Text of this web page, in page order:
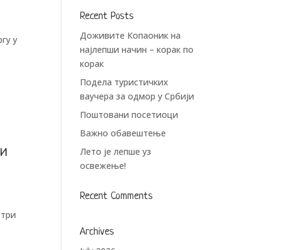
у
Recent Posts
Доживите Копаоник на
најлепши начин – корак по
корак
Подела туристичких
ваучера за одмор у Србији
Поштовани посетиоци
Важно обавештење
Лето је лепше уз
освежење!
Recent Comments
Archives